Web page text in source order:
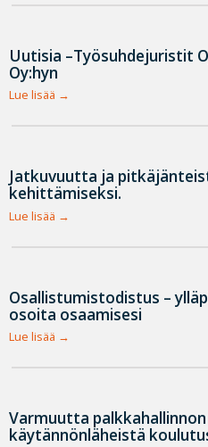
Uutisia –Työsuhdejuristit
Oy:hyn
Lue lisää
Jatkuvuutta ja
kehittämiseksi.
Lue lisää
Osallistumistodistus –
osoita osaamisesi
Lue lisää
Varmuutta
käytännönläheistä